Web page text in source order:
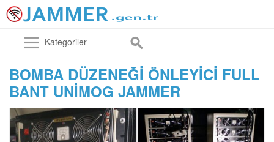
Kategoriler
BOMBA DÜZENEĞI ÖNLEYICI FULL
BANT UNIMOG JAMMER